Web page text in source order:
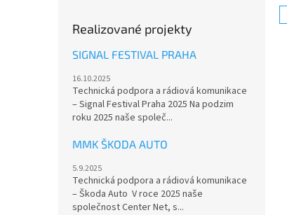
Realizované projekty
SIGNAL FESTIVAL PRAHA
16.10.2025
Technická podpora a rádiová komunikace
– Signal Festival Praha 2025 Na podzim
roku 2025 naše společ...
MMK ŠKODA AUTO
5.9.2025
Technická podpora a rádiová komunikace
– Škoda Auto V roce 2025 naše
společnost Center Net, s...